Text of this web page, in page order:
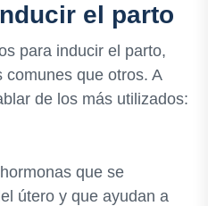
el parto
para inducir el parto,
que otros. A
de los más utilizados:
que se
útero y que ayudan a